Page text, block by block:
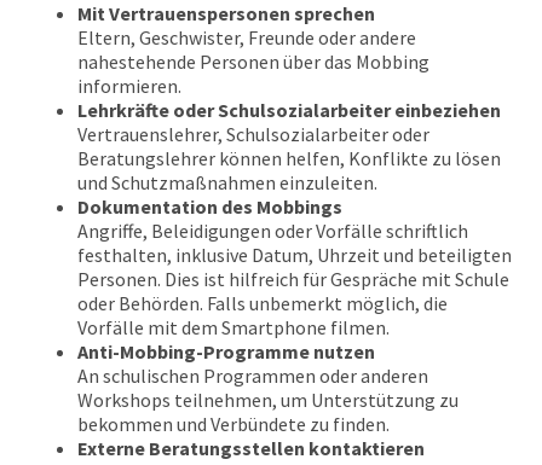
Mit Vertrauenspersonen sprechen
Eltern, Geschwister, Freunde oder andere
nahestehende Personen über das Mobbing
informieren.
Lehrkräfte oder Schulsozialarbeiter einbeziehen
Vertrauenslehrer, Schulsozialarbeiter oder
Beratungslehrer können helfen, Konflikte zu lösen
und Schutzmaßnahmen einzuleiten.
Dokumentation des Mobbings
Angriffe, Beleidigungen oder Vorfälle schriftlich
festhalten, inklusive Datum, Uhrzeit und beteiligten
Personen. Dies ist hilfreich für Gespräche mit Schule
oder Behörden. Falls unbemerkt möglich, die
Vorfälle mit dem Smartphone filmen.
Anti-Mobbing-Programme nutzen
An schulischen Programmen oder anderen
Workshops teilnehmen, um Unterstützung zu
bekommen und Verbündete zu finden.
Externe Beratungsstellen kontaktieren